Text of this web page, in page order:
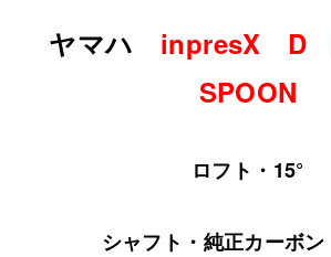
ヤマハ inpresX D
SPOON
ロフト・15°
シャフト・純正カーボン